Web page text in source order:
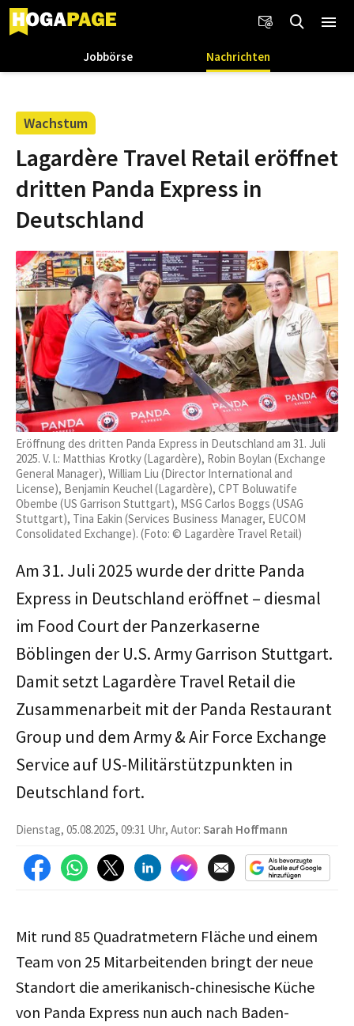
Jobbörse Nachrichten
Wachstum
Lagardère Travel Retail eröffnet
dritten Panda Express in
Deutschland
Eröffnung des dritten Panda Express in Deutschland am 31. Juli
2025. V. l.: Matthias Krotky (Lagardère), Robin Boylan (Exchange
General Manager), William Liu (Director International and
License), Benjamin Keuchel (Lagardère), CPT Boluwatife
Obembe (US Garrison Stuttgart), MSG Carlos Boggs (USAG
Stuttgart), Tina Eakin (Services Business Manager, EUCOM
Consolidated Exchange). (Foto: © Lagardère Travel Retail)
Am 31. Juli 2025 wurde der dritte Panda
Express in Deutschland eröffnet – diesmal
im Food Court der Panzerkaserne
Böblingen der U.S. Army Garrison Stuttgart.
Damit setzt Lagardère Travel Retail die
Zusammenarbeit mit der Panda Restaurant
Group und dem Army & Air Force Exchange
Service auf US-Militärstützpunkten in
Deutschland fort.
Dienstag, 05.08.2025, 09:31 Uhr, Autor: Sarah Hoffmann
Mit rund 85 Quadratmetern Fläche und einem
Team von 25 Mitarbeitenden bringt der neue
Standort die amerikanisch-chinesische Küche
von Panda Express nun auch nach Baden-